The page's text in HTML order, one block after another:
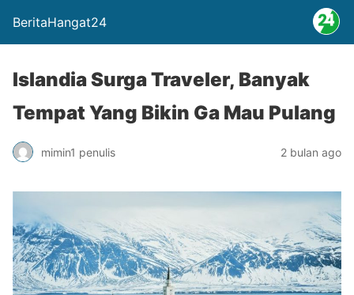
BeritaHangat24
Islandia Surga Traveler, Banyak
Tempat Yang Bikin Ga Mau Pulang
mimin1 penulis 2 bulan ago